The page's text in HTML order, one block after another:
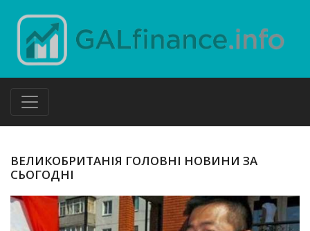
ВЕЛИКОБРИТАНІЯ ГОЛОВНІ НОВИНИ ЗА
СЬОГОДНІ